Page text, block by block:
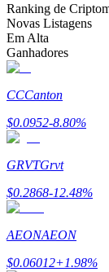
Análise de
Guia
Ranking de
Novas Listagens
Em Alta
Ganhadores
CCCanton
$0.0952-8.80%
GRVTGrvt
$0.2868-12.48%
AEONAEON
$0.06012+1.98%